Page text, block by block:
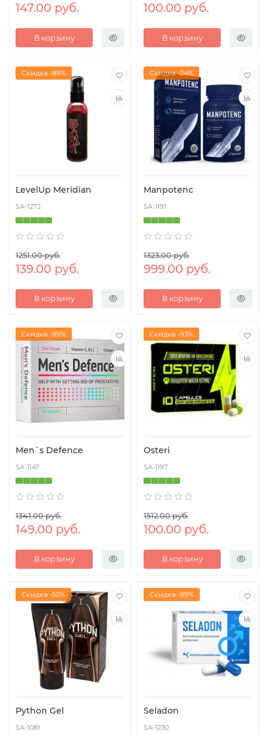
147.00 руб.
В корзину
100.00 руб.
В корзину
Скидка -89%
LevelUp Meridian
SA-1272
1251.00 руб.
139.00 руб.
В корзину
Скидка -24%
Manpotenc
SA-1191
1323.00 руб.
999.00 руб.
В корзину
Скидка -89%
Men`s Defence
SA-1147
1341.00 руб.
149.00 руб.
В корзину
Скидка -93%
Osteri
SA-1197
1512.00 руб.
100.00 руб.
В корзину
Скидка -50%
Python Gel
SA-1081
Скидка -89%
Seladon
SA-1230